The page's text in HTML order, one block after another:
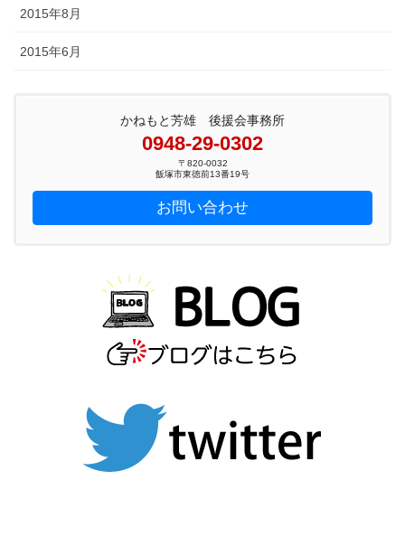
2015年8月
2015年6月
かねもと芳雄 後援会事務所
0948-29-0302
〒820-0032
飯塚市東徳前13番19号
お問い合わせ